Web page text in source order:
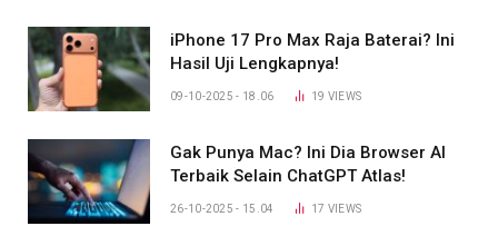
iPhone 17 Pro Max Raja Baterai? Ini
Hasil Uji Lengkapnya!
09-10-2025 - 18.06 19 VIEWS
Gak Punya Mac? Ini Dia Browser AI
Terbaik Selain ChatGPT Atlas!
26-10-2025 - 15.04 17 VIEWS